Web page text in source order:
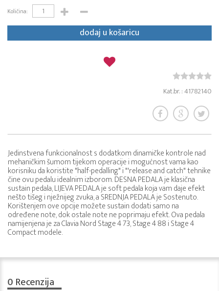
Količina:
dodaj u košaricu
Kat.br. : 41782140
Jedinstvena funkcionalnost s dodatkom dinamičke kontrole nad
mehaničkim šumom tijekom operacije i mogućnost vama kao
korisniku da koristite "half-pedalling" i "'release and catch" tehnike
čine ovu pedalu idealnim izborom. DESNA PEDALA je klasična
sustain pedala, LIJEVA PEDALA je soft pedala koja vam daje efekt
nešto tišeg i nježnijeg zvuka, a SREDNJA PEDALA je Sostenuto.
Korištenjem ove opcije možete sustain dodati samo na
određene note, dok ostale note ne poprimaju efekt. Ova pedala
namijenjena je za Clavia Nord Stage 4 73, Stage 4 88 i Stage 4
Compact modele.
0 Recenzija